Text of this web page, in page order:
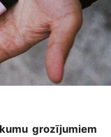
grozījumiem